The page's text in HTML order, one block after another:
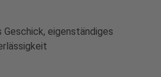
Geschick, eigenständiges